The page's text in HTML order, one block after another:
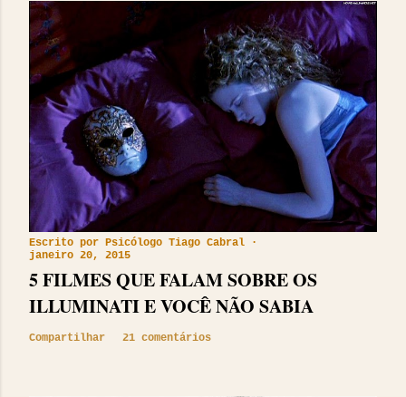
Escrito por Psicólogo Tiago Cabral
janeiro 20, 2015
5 FILMES QUE FALAM SOBRE OS
ILLUMINATI E VOCÊ NÃO SABIA
Compartilhar 21 comentários